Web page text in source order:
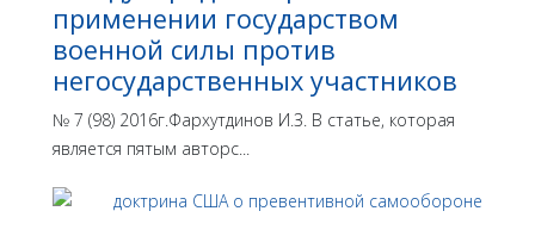
применении государством
военной силы против
негосударственных участников
№ 7 (98) 2016г.Фархутдинов И.З. В статье, которая
является пятым авторс...